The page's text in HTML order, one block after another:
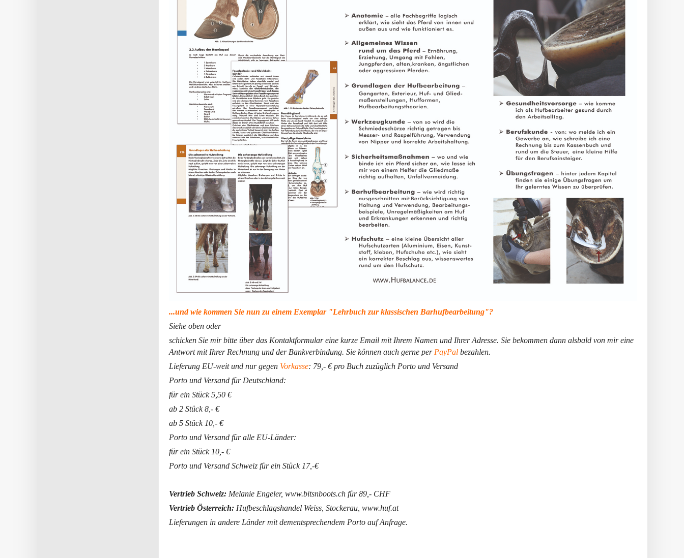
...und wie kommen Sie nun zu einem Exemplar "Lehrbuch zur klassischen Barhufbearbeitung"?
Siehe oben oder
schicken Sie mir bitte über das Kontaktformular eine kurze Email mit Ihrem Namen und Ihrer Adresse. Sie bekommen dann alsbald von mir eine
Antwort mit Ihrer Rechnung und der Bankverbindung. Sie können auch gerne per PayPal bezahlen.
Lieferung EU-weit und nur gegen Vorkasse: 79,- € pro Buch zuzüglich Porto und Versand
Porto und Versand für Deutschland:
für ein Stück 5,50 €
ab 2 Stück 8,- €
ab 5 Stück 10,- €
Porto und Versand für alle EU-Länder:
für ein Stück 10,- €
Porto und Versand Schweiz für ein Stück 17,-€
Vertrieb Schweiz: Melanie Engeler, www.bitsnboots.ch für 89,- CHF
Vertrieb Österreich: Hufbeschlagshandel Weiss, Stockerau, www.huf.at
Lieferungen in andere Länder mit dementsprechendem Porto auf Anfrage.